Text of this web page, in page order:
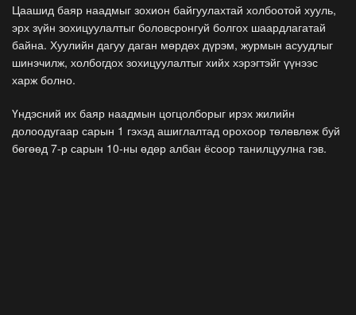
Цаашид баяр наадмыг зохион байгуулахтай холбоотой хууль,
эрх зүйн зохицуулалтыг боловсронгуй болгох шаардлагатай
байна. Хуулийн дагуу даган мөрдөх дүрэм, журмын асуудлыг
шинэчилж, холбогдох зохицуулалтыг хийх хэрэгтэйг үүнээс
харж болно.
Үндэсний их баяр наадмын цогцолборыг ирэх жилийн
долоодугаар сарын 1 гэхэд ашиглалтад орохоор төлөвлөж буй
бөгөөд 7-р сарын 10-ны өдөр албан ёсоор танилцуулна гэв.